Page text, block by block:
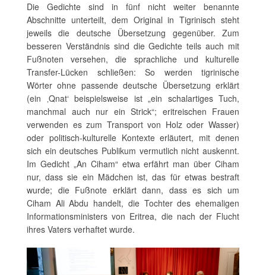
Die Gedichte sind in fünf nicht weiter benannte
Abschnitte unterteilt, dem Original in Tigrinisch steht
jeweils die deutsche Übersetzung gegenüber. Zum
besseren Verständnis sind die Gedichte teils auch mit
Fußnoten versehen, die sprachliche und kulturelle
Transfer-Lücken schließen: So werden tigrinische
Wörter ohne passende deutsche Übersetzung erklärt
(ein ‚Qnat‘ beispielsweise ist „ein schalartiges Tuch,
manchmal auch nur ein Strick“; eritreischen Frauen
verwenden es zum Transport von Holz oder Wasser)
oder politisch-kulturelle Kontexte erläutert, mit denen
sich ein deutsches Publikum vermutlich nicht auskennt.
Im Gedicht „An Ciham“ etwa erfährt man über Ciham
nur, dass sie ein Mädchen ist, das für etwas bestraft
wurde; die Fußnote erklärt dann, dass es sich um
Ciham Ali Abdu handelt, die Tochter des ehemaligen
Informationsministers von Eritrea, die nach der Flucht
ihres Vaters verhaftet wurde.